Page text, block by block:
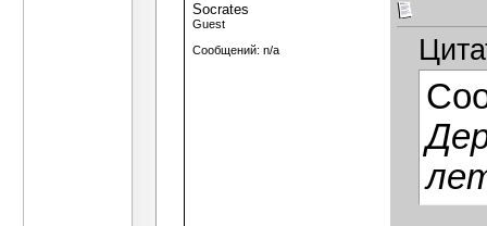
Socrates
Guest
Сообщений: n/a